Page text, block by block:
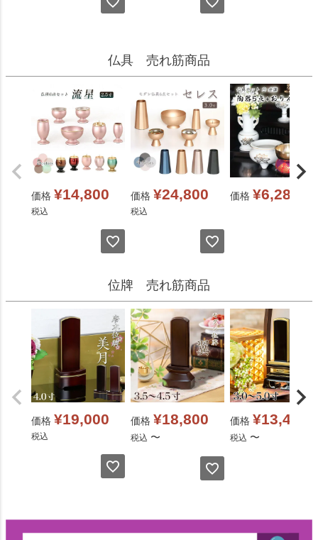
仏具 売れ筋商品
価格 ¥14,800
税込
価格 ¥24,800
税込
価格 ¥6,280
位牌 売れ筋商品
価格 ¥19,000
税込
価格 ¥18,800
税込 〜
価格 ¥13,400
税込 〜